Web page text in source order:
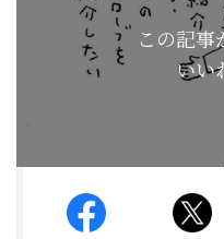
この記事
いい